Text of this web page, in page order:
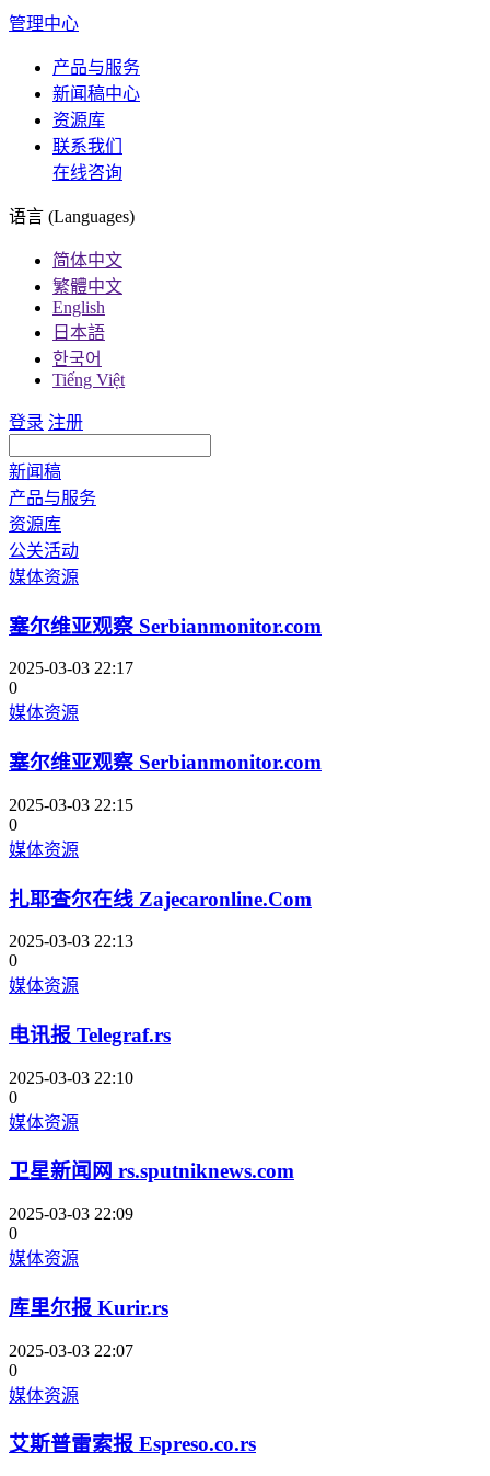
管理中心
产品与服务
新闻稿中心
资源库
联系我们
在线咨询
语言 (Languages)
简体中文
繁體中文
English
日本語
한국어
Tiếng Việt
登录 注册
新闻稿
产品与服务
资源库
公关活动
媒体资源
塞尔维亚观察 Serbianmonitor.com
2025-03-03 22:17
0
媒体资源
塞尔维亚观察 Serbianmonitor.com
2025-03-03 22:15
0
媒体资源
扎耶查尔在线 Zajecaronline.Com
2025-03-03 22:13
0
媒体资源
电讯报 Telegraf.rs
2025-03-03 22:10
0
媒体资源
卫星新闻网 rs.sputniknews.com
2025-03-03 22:09
0
媒体资源
库里尔报 Kurir.rs
2025-03-03 22:07
0
媒体资源
艾斯普雷索报 Espreso.co.rs